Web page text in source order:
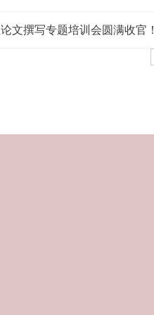
文撰写专题培训会圆满收官！